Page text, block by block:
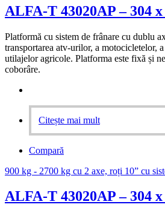
ALFA-T 43020AP – 304 x
Platformă cu sistem de frânare cu dublu
transportarea atv-urilor, a motocicletelor,
utilajelor agricole. Platforma este fixă și
coborâre.
Citește mai mult
Compară
900 kg - 2700 kg cu 2 axe, roți 10” cu
ALFA-T 43020AP – 304